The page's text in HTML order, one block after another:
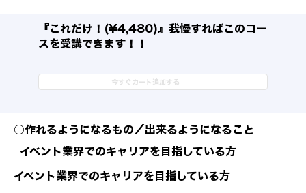
​『これだけ！(¥4,480)』我慢すればこのコー
スを受講できます！！
今すぐカート追加する
○作れるようになるもの／出来るようになること
イベント業界でのキャリアを目指している方
イベント業界でのキャリアを目指している方